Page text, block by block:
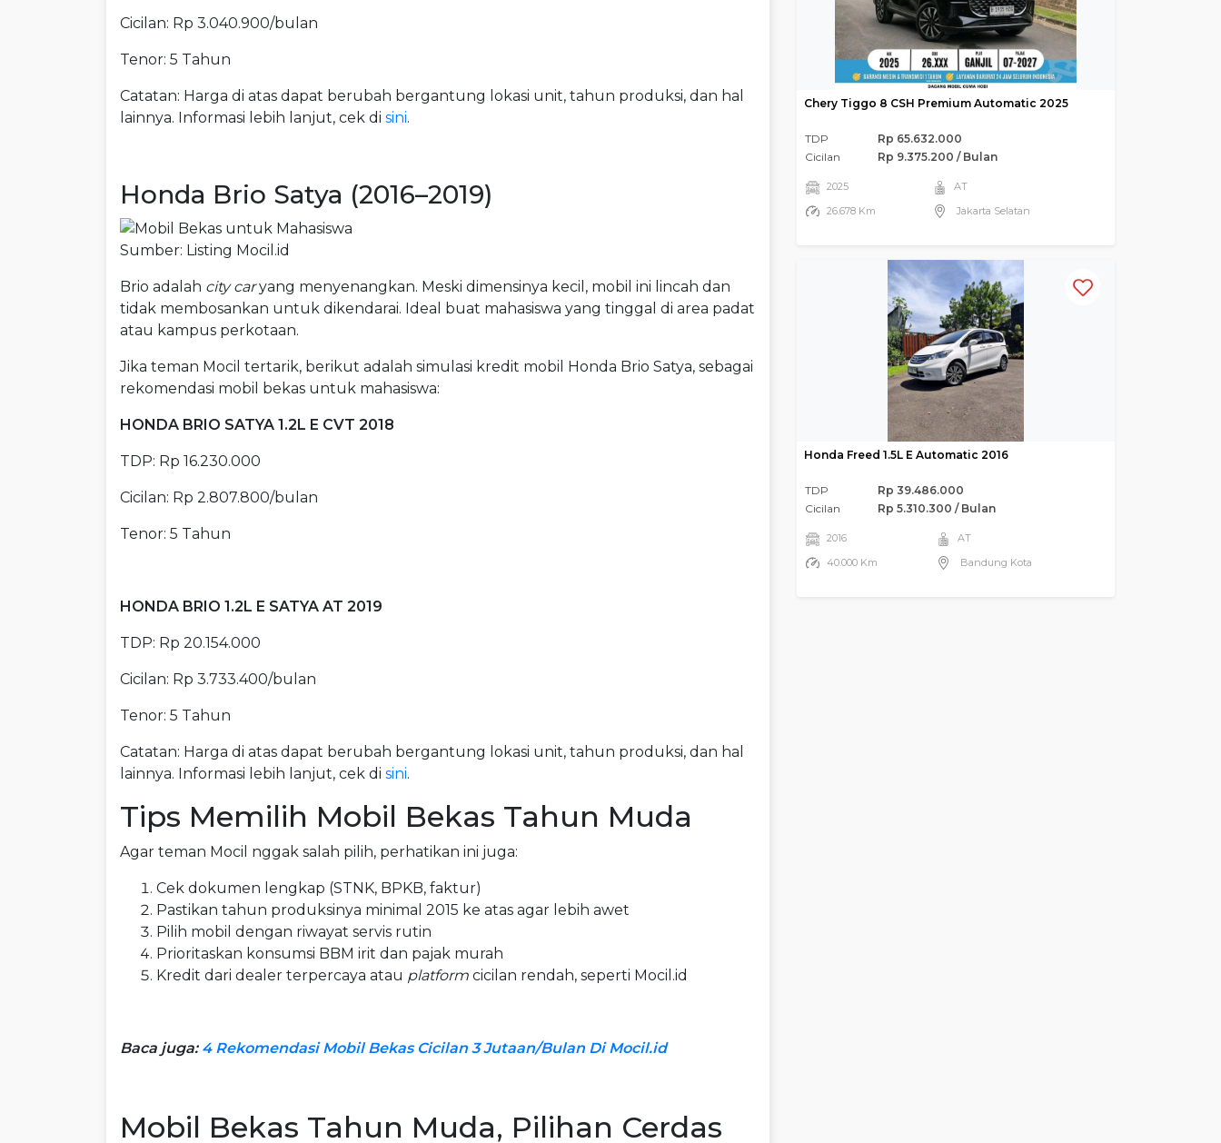
Cicilan: Rp 3.040.900/bulan
Tenor: 5 Tahun
Catatan: Harga di atas dapat berubah bergantung lokasi unit, tahun produksi, dan hal
lainnya. Informasi lebih lanjut, cek di sini.
Honda Brio Satya (2016–2019)
Sumber: Listing Mocil.id
Brio adalah city caryang menyenangkan. Meski dimensinya kecil, mobil ini lincah dan
tidak membosankan untuk dikendarai. Ideal buat mahasiswa yang tinggal di area padat
atau kampus perkotaan.
Jika teman Mocil tertarik, berikut adalah simulasi kredit mobil Honda Brio Satya, sebagai
rekomendasi mobil bekas untuk mahasiswa:
HONDA BRIO SATYA 1.2L E CVT 2018
TDP: Rp 16.230.000
Cicilan: Rp 2.807.800/bulan
Tenor: 5 Tahun
HONDA BRIO 1.2L E SATYA AT 2019
TDP: Rp 20.154.000
Cicilan: Rp 3.733.400/bulan
Tenor: 5 Tahun
Catatan: Harga di atas dapat berubah bergantung lokasi unit, tahun produksi, dan hal
lainnya. Informasi lebih lanjut, cek di sini.
Tips Memilih Mobil Bekas Tahun Muda
Agar teman Mocil nggak salah pilih, perhatikan ini juga:
Cek dokumen lengkap (STNK, BPKB, faktur)
Pastikan tahun produksinya minimal 2015 ke atas agar lebih awet
Pilih mobil dengan riwayat servis rutin
Prioritaskan konsumsi BBM irit dan pajak murah
Kredit dari dealer terpercaya atau platform cicilan rendah, seperti Mocil.id
Baca juga: 4 Rekomendasi Mobil Bekas Cicilan 3 Jutaan/Bulan Di Mocil.id
Mobil Bekas Tahun Muda, Pilihan Cerdas
Chery Tiggo 8 CSH Premium Automatic 2025
TDP
Rp 65.632.000
Cicilan
Rp 9.375.200 / Bulan
2025
26.678 Km
AT
Jakarta Selatan
Honda Freed 1.5L E Automatic 2016
TDP
Rp 39.486.000
Cicilan
Rp 5.310.300 / Bulan
2016
40.000 Km
AT
Bandung Kota